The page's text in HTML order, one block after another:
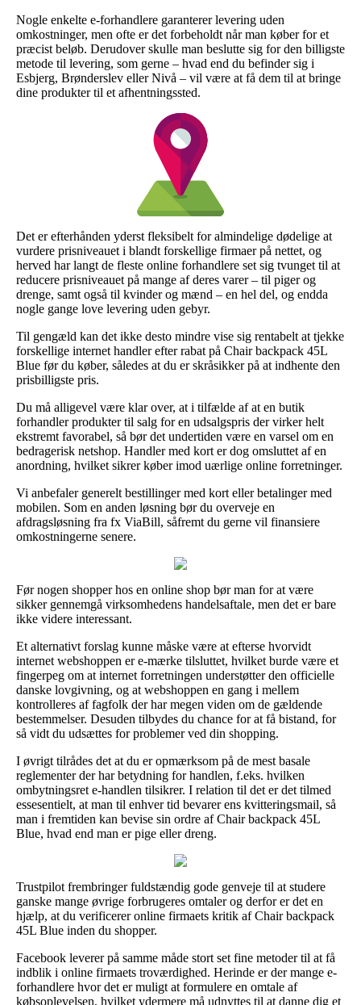
Nogle enkelte e-forhandlere garanterer levering uden
omkostninger, men ofte er det forbeholdt når man køber for et
præcist beløb. Derudover skulle man beslutte sig for den billigste
metode til levering, som gerne – hvad end du befinder sig i
Esbjerg, Brønderslev eller Nivå – vil være at få dem til at bringe
dine produkter til et afhentningssted.
Det er efterhånden yderst fleksibelt for almindelige dødelige at
vurdere prisniveauet i blandt forskellige firmaer på nettet, og
herved har langt de fleste online forhandlere set sig tvunget til at
reducere prisniveauet på mange af deres varer – til piger og
drenge, samt også til kvinder og mænd – en hel del, og endda
nogle gange love levering uden gebyr.
Til gengæld kan det ikke desto mindre vise sig rentabelt at tjekke
forskellige internet handler efter rabat på Chair backpack 45L
Blue før du køber, således at du er skråsikker på at indhente den
prisbilligste pris.
Du må alligevel være klar over, at i tilfælde af at en butik
forhandler produkter til salg for en udsalgspris der virker helt
ekstremt favorabel, så bør det undertiden være en varsel om en
bedragerisk netshop. Handler med kort er dog omsluttet af en
anordning, hvilket sikrer køber imod uærlige online forretninger.
Vi anbefaler generelt bestillinger med kort eller betalinger med
mobilen. Som en anden løsning bør du overveje en
afdragsløsning fra fx ViaBill, såfremt du gerne vil finansiere
omkostningerne senere.
Før nogen shopper hos en online shop bør man for at være
sikker gennemgå virksomhedens handelsaftale, men det er bare
ikke videre interessant.
Et alternativt forslag kunne måske være at efterse hvorvidt
internet webshoppen er e-mærke tilsluttet, hvilket burde være et
fingerpeg om at internet forretningen understøtter den officielle
danske lovgivning, og at webshoppen en gang i mellem
kontrolleres af fagfolk der har megen viden om de gældende
bestemmelser. Desuden tilbydes du chance for at få bistand, for
så vidt du udsættes for problemer ved din shopping.
I øvrigt tilrådes det at du er opmærksom på de mest basale
reglementer der har betydning for handlen, f.eks. hvilken
ombytningsret e-handlen tilsikrer. I relation til det er det tilmed
essesentielt, at man til enhver tid bevarer ens kvitteringsmail, så
man i fremtiden kan bevise sin ordre af Chair backpack 45L
Blue, hvad end man er pige eller dreng.
Trustpilot frembringer fuldstændig gode genveje til at studere
ganske mange øvrige forbrugeres omtaler og derfor er det en
hjælp, at du verificerer online firmaets kritik af Chair backpack
45L Blue inden du shopper.
Facebook leverer på samme måde stort set fine metoder til at få
indblik i online firmaets troværdighed. Herinde er der mange e-
forhandlere hvor det er muligt at formulere en omtale af
købsoplevelsen, hvilket ydermere må udnyttes til at danne dig et